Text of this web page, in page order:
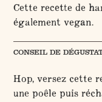
Cette recette de
également vegan.
CONSEIL DE
Hop, versez cette
une poêle puis